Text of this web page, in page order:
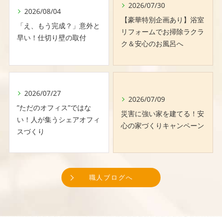
2026/08/04
「え、もう完成？」意外と
早い！仕切り壁の取付
2026/07/30
【豪華特別企画あり】浴室
リフォームでお掃除ラクラ
ク＆安心のお風呂へ
2026/07/27
”ただのオフィス”ではな
い！人が集うシェアオフィ
スづくり
2026/07/09
災害に強い家を建てる！安
心の家づくりキャンペーン
職人ブログへ